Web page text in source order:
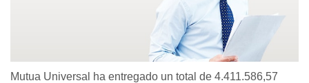
Mutua Universal ha entregado un total de 4.411.586,57